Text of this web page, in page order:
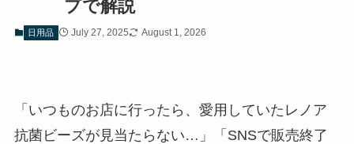
プで解説
日用品 July 27, 2025 August 1, 2026
「いつものお店に行ったら、愛用していたレノア
抗菌ビーズが見当たらない…」「SNSで販売終了